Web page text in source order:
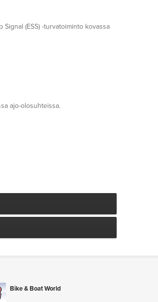
(ESS) -turvatoiminto kovassa
ajo-olosuhteissa.
Bike & Boat World